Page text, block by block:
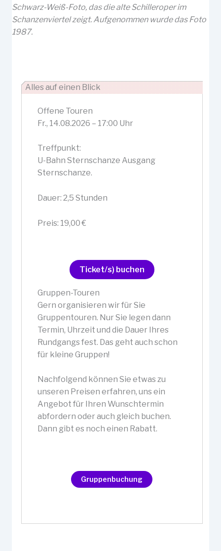
Schwarz-Weiß-Foto, das die alte Schilleroper im
Schanzenviertel zeigt. Aufgenommen wurde das Foto
1987.
Alles auf einen Blick
Offene Touren
Fr., 14.08.2026 – 17:00 Uhr
Treffpunkt:
U-Bahn Sternschanze Ausgang
Sternschanze.
Dauer: 2,5 Stunden
Preis: 19,00 €
Ticket/s) buchen
Gruppen-Touren
Gern organisieren wir für Sie
Gruppentouren. Nur Sie legen dann
Termin, Uhrzeit und die Dauer Ihres
Rundgangs fest. Das geht auch schon
für kleine Gruppen!
Nachfolgend können Sie etwas zu
unseren Preisen erfahren, uns ein
Angebot für Ihren Wunschtermin
abfordern oder auch gleich buchen.
Dann gibt es noch einen Rabatt.